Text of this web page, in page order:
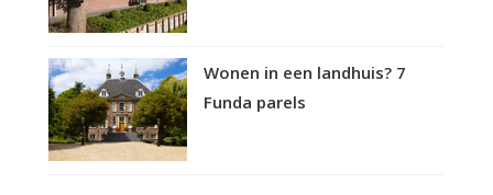
Wonen in een landhuis? 7
Funda parels